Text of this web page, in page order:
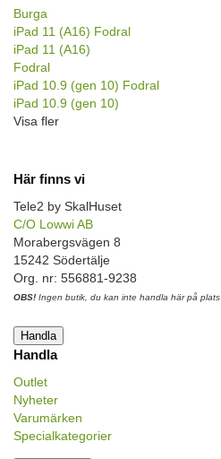
Burga
iPad 11 (A16) Fodral
iPad 11 (A16)
Fodral
iPad 10.9 (gen 10) Fodral
iPad 10.9 (gen 10)
Visa fler
Här finns vi
Tele2 by SkalHuset
C/O Lowwi AB
Morabergsvägen 8
15242 Södertälje
Org. nr: 556881-9238
OBS! Ingen butik, du kan inte handla här på plats
Handla
Handla
Outlet
Nyheter
Varumärken
Specialkategorier